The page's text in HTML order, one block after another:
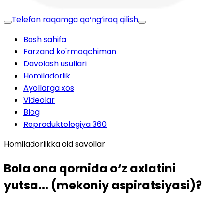
Telefon raqamga qo‘ng‘iroq qilish
Bosh sahifa
Farzand ko'rmoqchiman
Davolash usullari
Homiladorlik
Ayollarga xos
Videolar
Blog
Reproduktologiya 360
Homiladorlikka oid savollar
Bola ona qornida o‘z axlatini
yutsa... (mekoniy aspiratsiyasi)?